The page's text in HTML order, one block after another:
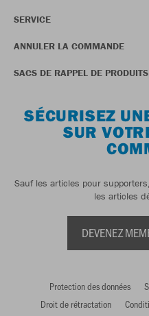
SERVICE
ANNULER LA COMMANDE
SACS DE RAPPEL DE PRODUITS
SÉCURISEZ
SUR
Sauf les articles pour
les articles
DEVENEZ
Protection des données
Droit de rétractation